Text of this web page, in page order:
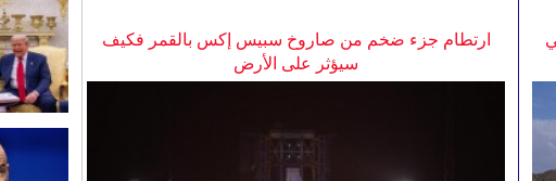
ارتطام جزء ضخم من صاروخ سبيس إكس بالقمر فكيف
سيؤثر على الأرض